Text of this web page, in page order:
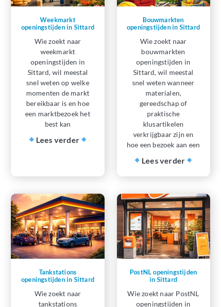
Weekmarkt
openingstijden in Sittard
Wie zoekt naar
weekmarkt
openingstijden in
Sittard, wil meestal
snel weten op welke
momenten de markt
bereikbaar is en hoe
een marktbezoek het
best kan
Lees verder
Bouwmarkten
openingstijden in Sittard
Wie zoekt naar
bouwmarkten
openingstijden in
Sittard, wil meestal
snel weten wanneer
materialen,
gereedschap of
praktische
klusartikelen
verkrijgbaar zijn en
hoe een bezoek aan een
Lees verder
Tankstations
openingstijden in Sittard
Wie zoekt naar
tankstations
PostNL openingstijden
in Sittard
Wie zoekt naar PostNL
openingstijden in